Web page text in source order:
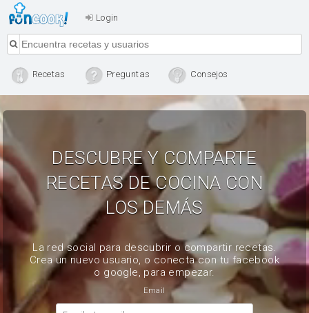
Login
Recetas Preguntas Consejos
DESCUBRE Y COMPARTE
RECETAS DE COCINA CON
LOS DEMÁS
La red social para descubrir o compartir recetas.
Crea un nuevo usuario, o conecta con tu facebook
o google, para empezar.
Email